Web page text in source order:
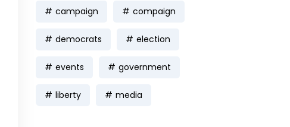
campaign compaign
democrats election
events government
liberty media